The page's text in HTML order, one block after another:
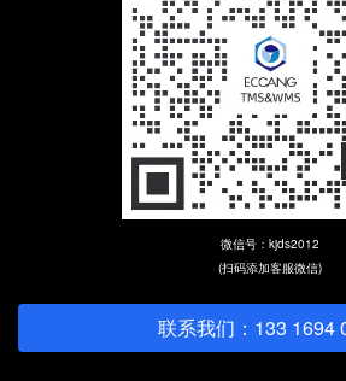
微信号：kjds2012
(扫码添加客服微信)
联系我们：133 1694